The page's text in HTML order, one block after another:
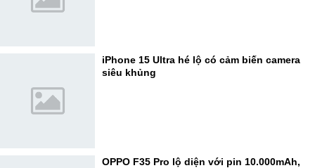
iPhone 15 Ultra hé lộ có cảm biến camera
siêu khủng
OPPO F35 Pro lộ diện với pin 10.000mAh,